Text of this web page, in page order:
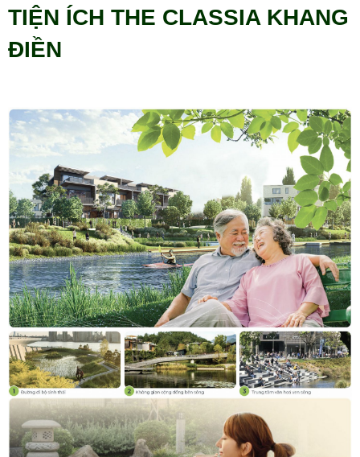
TIỆN ÍCH THE CLASSIA KHANG
ĐIỀN